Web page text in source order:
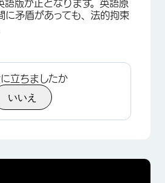
語版が正となります。英語原
に矛盾があっても、法的拘束
立ちましたか
いいえ